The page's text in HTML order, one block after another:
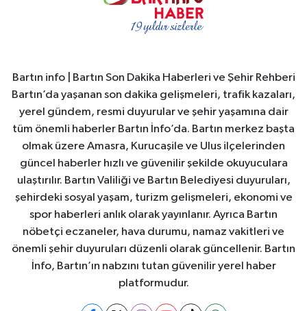
Bartın info | Bartın Son Dakika Haberleri ve Şehir Rehberi
Bartın’da yaşanan son dakika gelişmeleri, trafik kazaları,
yerel gündem, resmi duyurular ve şehir yaşamına dair
tüm önemli haberler Bartın İnfo’da. Bartın merkez başta
olmak üzere Amasra, Kurucaşile ve Ulus ilçelerinden
güncel haberler hızlı ve güvenilir şekilde okuyuculara
ulaştırılır. Bartın Valiliği ve Bartın Belediyesi duyuruları,
şehirdeki sosyal yaşam, turizm gelişmeleri, ekonomi ve
spor haberleri anlık olarak yayınlanır. Ayrıca Bartın
nöbetçi eczaneler, hava durumu, namaz vakitleri ve
önemli şehir duyuruları düzenli olarak güncellenir. Bartın
İnfo, Bartın’ın nabzını tutan güvenilir yerel haber
platformudur.